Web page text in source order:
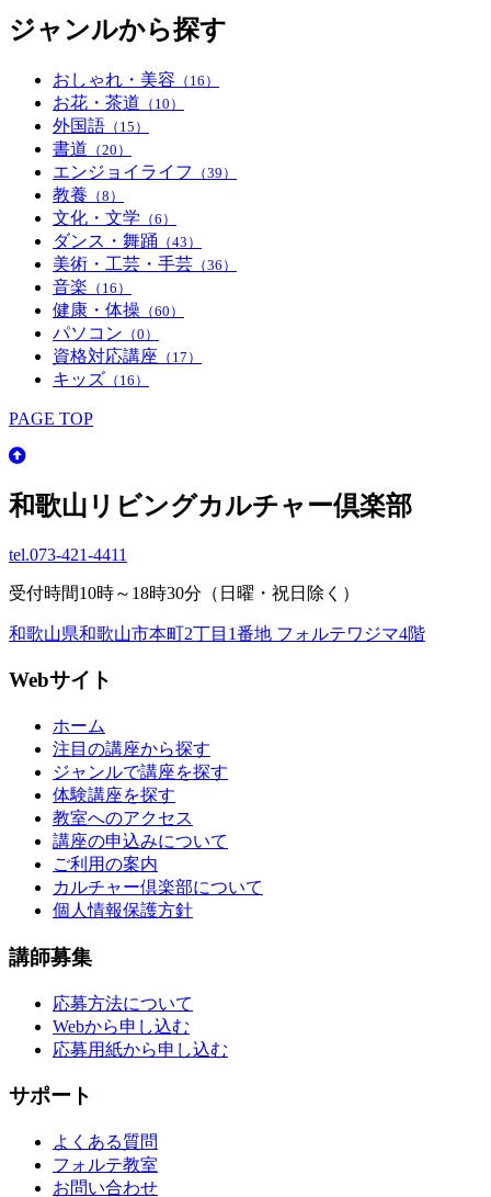
ジャンルから探す
おしゃれ・美容 （16）
お花・茶道 （10）
外国語 （15）
書道 （20）
エンジョイライフ （39）
教養 （8）
文化・文学 （6）
ダンス・舞踊 （43）
美術・工芸・手芸 （36）
音楽 （16）
健康・体操 （60）
パソコン （0）
資格対応講座 （17）
キッズ （16）
PAGE TOP
和歌山リビングカルチャー倶楽部
tel.073-421-4411
受付時間10時～18時30分（日曜・祝日除く）
和歌山県和歌山市本町2丁目1番地 フォルテワジマ4階
Webサイト
ホーム
注目の講座から探す
ジャンルで講座を探す
体験講座を探す
教室へのアクセス
講座の申込みについて
ご利用の案内
カルチャー倶楽部について
個人情報保護方針
講師募集
応募方法について
Webから申し込む
応募用紙から申し込む
サポート
よくある質問
フォルテ教室
お問い合わせ